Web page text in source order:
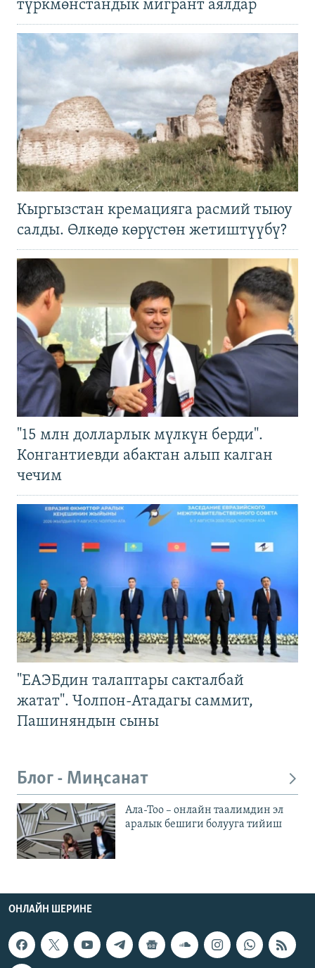
түркмөнстандык мигрант аялдар
Кыргызстан кремацияга расмий тыюу
салды. Өлкөдө көрүстөн жетиштүүбү?
"15 млн долларлык мүлкүн берди".
Конгантиевди абактан алып калган
чечим
"ЕАЭБдин талаптары сакталбай
жатат". Чолпон-Атадагы саммит,
Пашиняндын сыны
Блог - Миңсанат
Ала-Тоо – онлайн таалимдин эл
аралык бешиги болууга тийиш
ОНЛАЙН ШЕРИНЕ